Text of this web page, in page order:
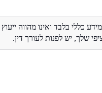
כללי בלבד ואינו מהווה
שלך, יש לפנות לעורך דין.